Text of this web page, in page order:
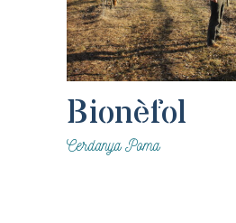
Bionèfol
CerdanyaPoma